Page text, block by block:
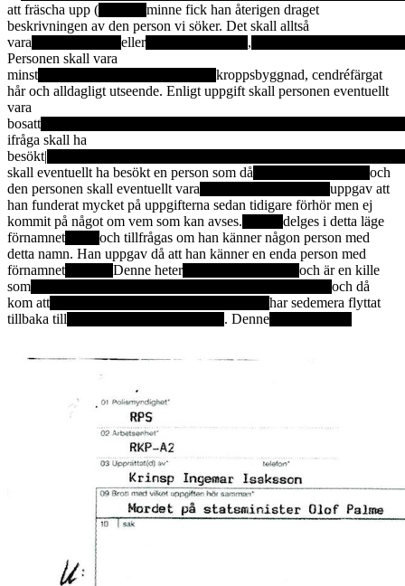
att fräscha upp (
minne fick han återigen draget
beskrivningen av den person vi söker. Det skall alltså
vara
eller
,
Personen skall vara
minst
kroppsbyggnad, cendréfärgat
hår och alldagligt utseende. Enligt uppgift skall personen eventuellt
vara
bosatt
ifråga skall ha
besökt|
skall eventuellt ha besökt en person som då
och
den personen skall eventuellt vara
uppgav att
han funderat mycket på uppgifterna sedan tidigare förhör men ej
kommit på något om vem som kan avses.
delges i detta läge
förnamnet
och tillfrågas om han känner någon person med
detta namn. Han uppgav då att han känner en enda person med
förnamnet
Denne heter
och är en kille
som
och då
kom att
har sedemera flyttat
tillbaka till
. Denne